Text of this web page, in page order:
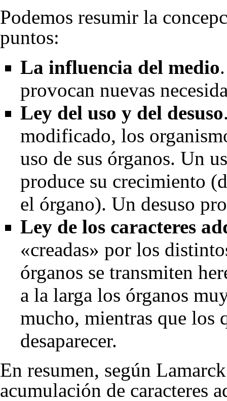
Podemos resumir la
puntos:
La influencia del medio
provocan nuevas
Ley del uso y del desuso
modificado, los
uso de sus órganos. Un
produce su crecimiento
el órgano). Un desuso
Ley de los caracteres
«creadas» por los
órganos se transmiten
a la larga los órganos
mucho, mientras que los
desaparecer.
En resumen, según
acumulación de caracteres